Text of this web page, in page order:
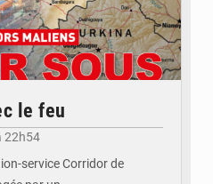
le feu
22h54
service Corridor de